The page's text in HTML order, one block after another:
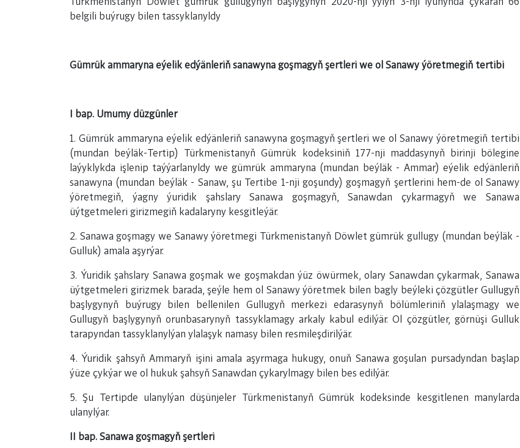
belgili buýrugy bilen tassyklanyldy
Gümrük ammaryna eýelik edýänleriň sanawyna goşmagyň şertleri we ol Sanawy ýöretmegiň tertibi
I bap. Umumy düzgünler
1. Gümrük ammaryna eýelik edýänleriň sanawyna goşmagyň şertleri we ol Sanawy ýöretmegiň tertibi
(mundan beýläk-Tertip) Türkmenistanyň Gümrük kodeksiniň 177-nji maddasynyň birinji bölegine
laýyklykda işlenip taýýarlanyldy we gümrük ammaryna (mundan beýläk - Ammar) eýelik edýänleriň
sanawyna (mundan beýläk - Sanaw, şu Tertibe 1-nji goşundy) goşmagyň şertlerini hem-de ol Sanawy
ýöretmegiň, ýagny ýuridik şahslary Sanawa goşmagyň, Sanawdan çykarmagyň we Sanawa
üýtgetmeleri girizmegiň kadalaryny kesgitleýär.
2. Sanawa goşmagy we Sanawy ýöretmegi Türkmenistanyň Döwlet gümrük gullugy (mundan beýläk -
Gulluk) amala aşyrýar.
3. Ýuridik şahslary Sanawa goşmak we goşmakdan ýüz öwürmek, olary Sanawdan çykarmak, Sanawa
üýtgetmeleri girizmek barada, şeýle hem ol Sanawy ýöretmek bilen bagly beýleki çözgütler Gullugyň
başlygynyň buýrugy bilen bellenilen Gullugyň merkezi edarasynyň bölümleriniň ylalaşmagy we
Gullugyň başlygynyň orunbasarynyň tassyklamagy arkaly kabul edilýär. Ol çözgütler, görnüşi Gulluk
tarapyndan tassyklanylýan ylalaşyk namasy bilen resmileşdirilýär.
4. Ýuridik şahsyň Ammaryň işini amala aşyrmaga hukugy, onuň Sanawa goşulan pursadyndan başlap
ýüze çykýar we ol hukuk şahsyň Sanawdan çykarylmagy bilen bes edilýär.
5. Şu Tertipde ulanylýan düşünjeler Türkmenistanyň Gümrük kodeksinde kesgitlenen manylarda
ulanylýar.
II bap. Sanawa goşmagyň şertleri